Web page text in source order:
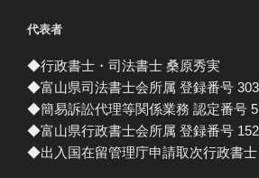
代表者
◆行政書士・司法書士 桑原秀実
◆富山県司法書士会所属 登録番号 303
◆簡易訴訟代理等関係業務 認定番号
◆富山県行政書士会所属 登録番号
◆出入国在留管理庁申請取次行政書